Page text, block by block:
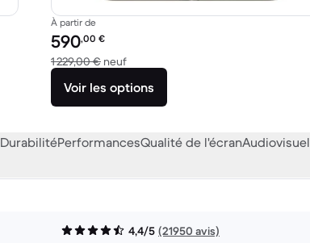
À partir de
Prix reconditionné :
590,00 €
1 229,00 € neufcontre 1 229,00 € neuf
Voir les options
DurabilitéPerformancesQualité de l'écranAudiovisuel
4,4/5 (21950 avis)